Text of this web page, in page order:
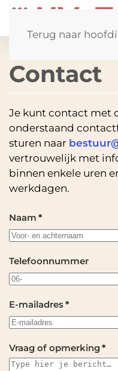
Terug naar
Contact
Je kunt contact met
onderstaand
sturen naar
vertrouwelijk met
binnen enkele uren
werkdagen.
Naam *
Telefoonnummer
E-mailadres*
Vraag of opmerking*